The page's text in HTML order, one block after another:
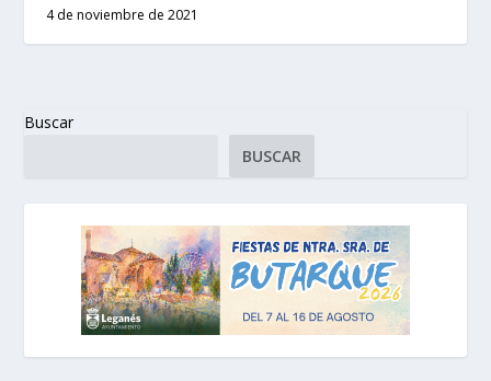
4 de noviembre de 2021
Buscar
BUSCAR